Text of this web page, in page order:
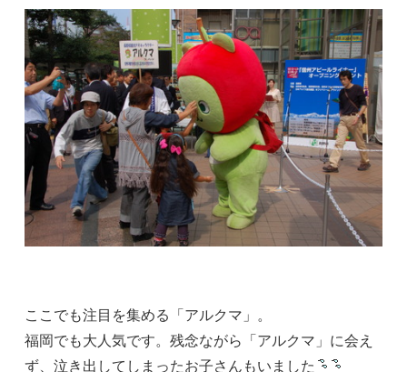
ここでも注目を集める「アルクマ」。
福岡でも大人気です。残念ながら「アルクマ」に会え
ず、泣き出してしまったお子さんもいました